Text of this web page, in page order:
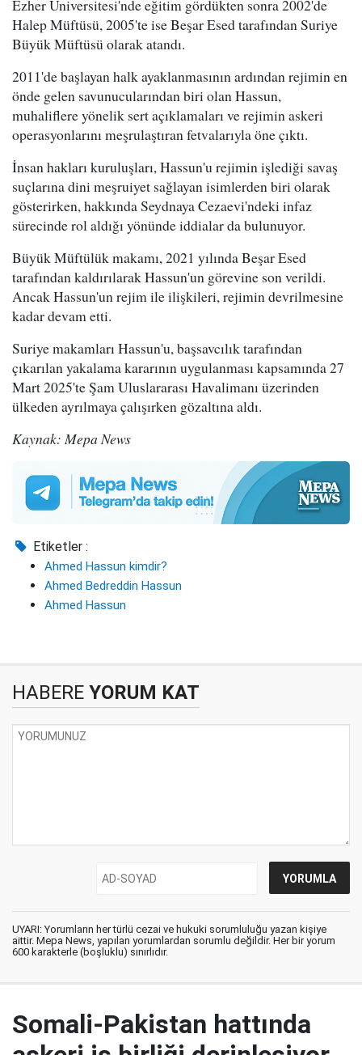
Ezher Üniversitesi'nde eğitim gördükten sonra 2002'de
Halep Müftüsü, 2005'te ise Beşar Esed tarafından Suriye
Büyük Müftüsü olarak atandı.
2011'de başlayan halk ayaklanmasının ardından rejimin en
önde gelen savunucularından biri olan Hassun,
muhaliflere yönelik sert açıklamaları ve rejimin askeri
operasyonlarını meşrulaştıran fetvalarıyla öne çıktı.
İnsan hakları kuruluşları, Hassun'u rejimin işlediği savaş
suçlarına dini meşruiyet sağlayan isimlerden biri olarak
gösterirken, hakkında Seydnaya Cezaevi'ndeki infaz
sürecinde rol aldığı yönünde iddialar da bulunuyor.
Büyük Müftülük makamı, 2021 yılında Beşar Esed
tarafından kaldırılarak Hassun'un görevine son verildi.
Ancak Hassun'un rejim ile ilişkileri, rejimin devrilmesine
kadar devam etti.
Suriye makamları Hassun'u, başsavcılık tarafından
çıkarılan yakalama kararının uygulanması kapsamında 27
Mart 2025'te Şam Uluslararası Havalimanı üzerinden
ülkeden ayrılmaya çalışırken gözaltına aldı.
Kaynak: Mepa News
Etiketler :
Ahmed Hassun kimdir?
Ahmed Bedreddin Hassun
Ahmed Hassun
HABERE YORUM KAT
UYARI: Yorumların her türlü cezai ve hukuki sorumluluğu yazan kişiye
aittir. Mepa News, yapılan yorumlardan sorumlu değildir. Her bir yorum
600 karakterle (boşluklu) sınırlıdır.
Somali-Pakistan hattında